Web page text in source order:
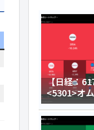
【日経：
<5301>オ
<4052>今